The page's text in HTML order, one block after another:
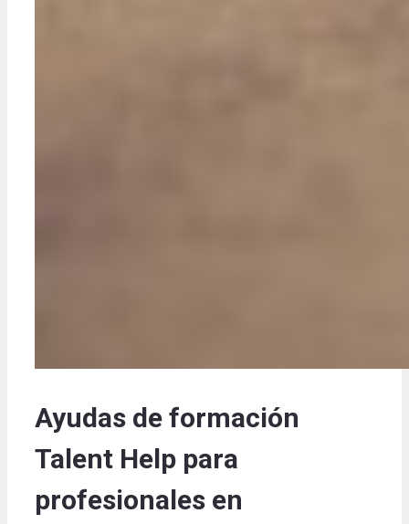
Ayudas de formación
Talent Help para
profesionales en